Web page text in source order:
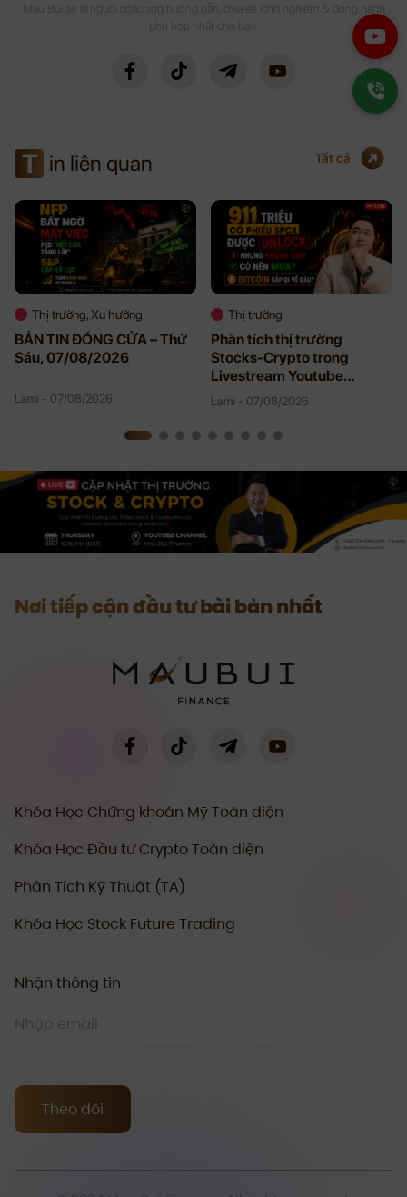
Mau Bui sẽ là người coaching hướng dẫn, chia sẻ kinh nghiệm & đồng hành
phù hợp nhất cho bạn.
T in liên quan Tất cả
Thị trường, Xu hướng
BẢN TIN ĐÓNG CỬA – Thứ
Sáu, 07/08/2026
Lami - 07/08/2026
Thị trường
Phân tích thị trường
Stocks-Crypto trong
Livestream Youtube
08/06/2026
Lami - 07/08/2026
Nơi tiếp cận đầu tư bài bản nhất
Khóa Học Chứng khoán Mỹ Toàn diện
Khóa Học Đầu tư Crypto Toàn diện
Phân Tích Kỹ Thuật (TA)
Khóa Học Stock Future Trading
Nhận thông tin
Theo dõi